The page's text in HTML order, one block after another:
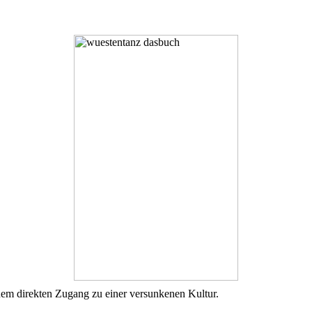
direkten Zugang zu einer versunkenen Kultur.